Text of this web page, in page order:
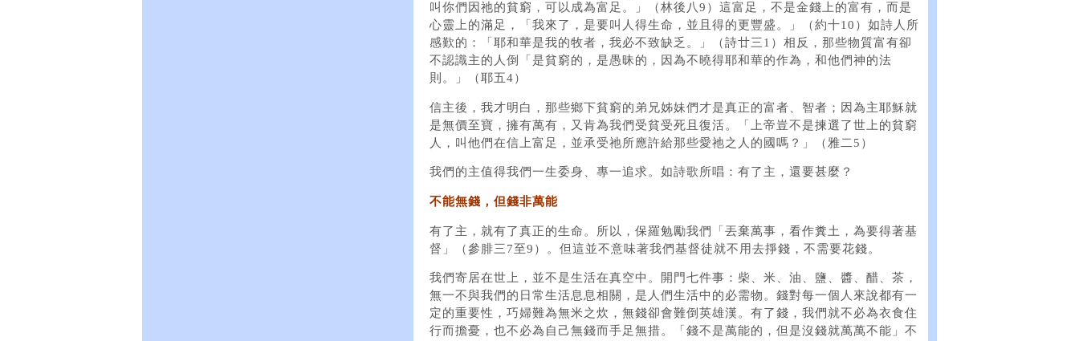
叫你們因祂的貧窮，可以成為富足。」（林後八9）這富足，不是金錢上的富有，而是
心靈上的滿足，「我來了，是要叫人得生命，並且得的更豐盛。」（約十10）如詩人所
感歎的：「耶和華是我的牧者，我必不致缺乏。」（詩廿三1）相反，那些物質富有卻
不認識主的人倒「是貧窮的，是愚昧的，因為不曉得耶和華的作為，和他們神的法
則。」（耶五4）
信主後，我才明白，那些鄉下貧窮的弟兄姊妹們才是真正的富者、智者；因為主耶穌就
是無價至寶，擁有萬有，又肯為我們受貧受死且復活。「上帝豈不是揀選了世上的貧窮
人，叫他們在信上富足，並承受祂所應許給那些愛祂之人的國嗎？」（雅二5）
我們的主值得我們一生委身、專一追求。如詩歌所唱：有了主，還要甚麼？
不能無錢，但錢非萬能
有了主，就有了真正的生命。所以，保羅勉勵我們「丟棄萬事，看作糞土，為要得著基
督」（參腓三7至9）。但這並不意味著我們基督徒就不用去掙錢，不需要花錢。
我們寄居在世上，並不是生活在真空中。開門七件事：柴、米、油、鹽、醬、醋、茶，
無一不與我們的日常生活息息相關，是人們生活中的必需物。錢對每一個人來說都有一
定的重要性，巧婦難為無米之炊，無錢卻會難倒英雄漢。有了錢，我們就不必為衣食住
行而擔憂，也不必為自己無錢而手足無措。「錢不是萬能的，但是沒錢就萬萬不能」不